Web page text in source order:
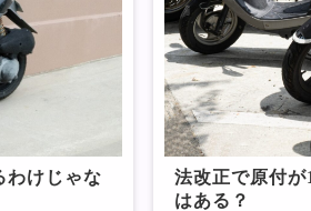
わけじゃな
法改正で原付が
はある？